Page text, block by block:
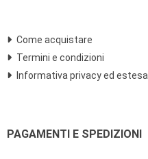
Come acquistare
Termini e condizioni
Informativa privacy ed estesa
PAGAMENTI E SPEDIZIONI